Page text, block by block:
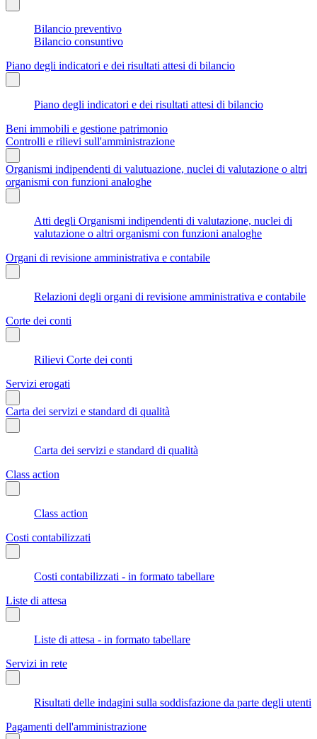
Bilancio preventivo
Bilancio consuntivo
Piano degli indicatori e dei risultati attesi di bilancio
Piano degli indicatori e dei risultati attesi di bilancio
Beni immobili e gestione patrimonio
Controlli e rilievi sull'amministrazione
Organismi indipendenti di valutuazione, nuclei di valutazione o altri
organismi con funzioni analoghe
Atti degli Organismi indipendenti di valutazione, nuclei di
valutazione o altri organismi con funzioni analoghe
Organi di revisione amministrativa e contabile
Relazioni degli organi di revisione amministrativa e contabile
Corte dei conti
Rilievi Corte dei conti
Servizi erogati
Carta dei servizi e standard di qualità
Carta dei servizi e standard di qualità
Class action
Class action
Costi contabilizzati
Costi contabilizzati - in formato tabellare
Liste di attesa
Liste di attesa - in formato tabellare
Servizi in rete
Risultati delle indagini sulla soddisfazione da parte degli utenti
Pagamenti dell'amministrazione